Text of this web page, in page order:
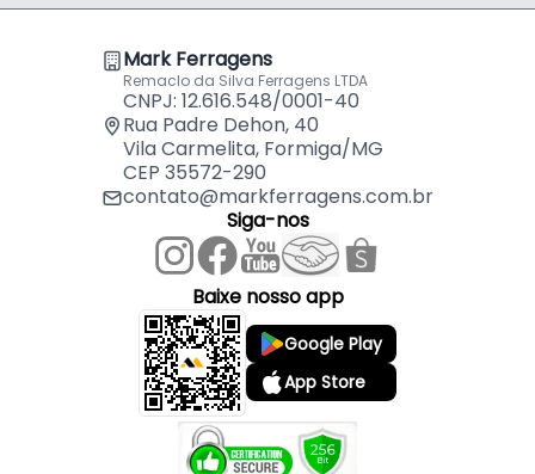
Mark Ferragens
Remaclo da Silva Ferragens LTDA
CNPJ: 12.616.548/0001-40
Rua Padre Dehon, 40
Vila Carmelita, Formiga/MG
CEP 35572-290
contato@markferragens.com.br
Siga-nos
Baixe nosso app
Google Play
App Store